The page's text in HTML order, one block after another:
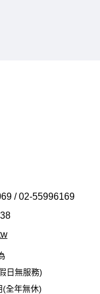
/ 02-55996169
日無服務)
(全年無休)